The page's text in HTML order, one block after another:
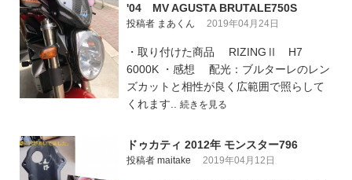
'04 MV AGUSTA BRUTALE750S
投稿者 まあくん 2019年04月24日
・取り付けた商品 RIZINGⅡ H7
6000K ・感想 配光：ブルターレのレン
ズカットと相性が良く広範囲で照らして
くれます.. 続きを見る
ドゥカティ 2012年 モンスター796
投稿者 maitake 2019年04月12日